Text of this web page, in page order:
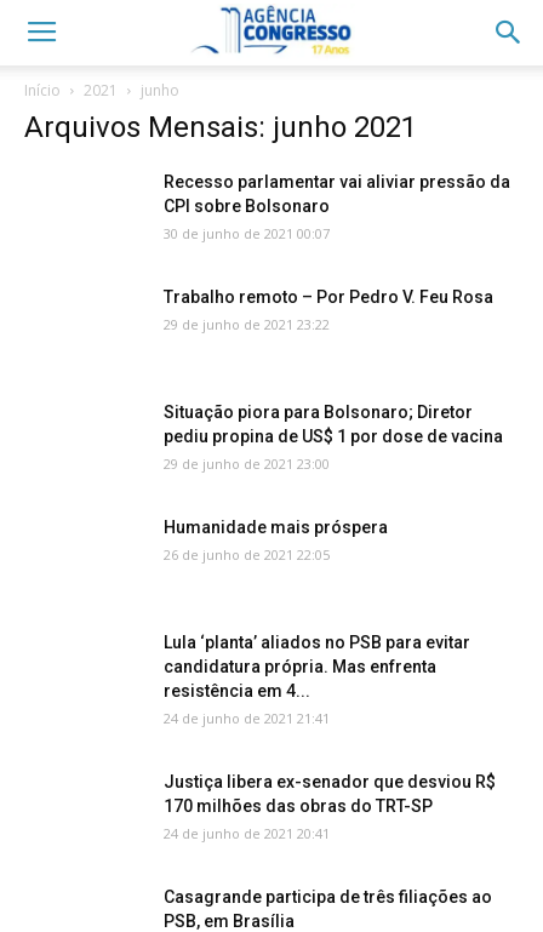
Início 2021 junho
Arquivos Mensais: junho 2021
Recesso parlamentar vai aliviar pressão da
CPI sobre Bolsonaro
30 de junho de 2021 00:07
Trabalho remoto – Por Pedro V. Feu Rosa
29 de junho de 2021 23:22
Situação piora para Bolsonaro; Diretor
pediu propina de US$ 1 por dose de vacina
29 de junho de 2021 23:00
Humanidade mais próspera
26 de junho de 2021 22:05
Lula ‘planta’ aliados no PSB para evitar
candidatura própria. Mas enfrenta
resistência em 4...
24 de junho de 2021 21:41
Justiça libera ex-senador que desviou R$
170 milhões das obras do TRT-SP
24 de junho de 2021 20:41
Casagrande participa de três filiações ao
PSB, em Brasília